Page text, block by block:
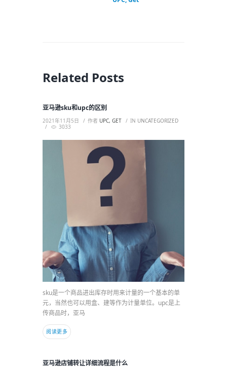
Related Posts
亚马逊sku和upc的区别
2021年11月5日 作者 UPC, GET IN UNCATEGORIZED
3033
sku是一个商品进出库存时用来计量的一个基本的单
元，当然也可以用盒、建等作为计量单位。upc是上
传商品时，亚马
阅读更多
亚马逊店铺转让详细流程是什么